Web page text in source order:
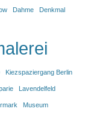
Dahme Denkmal
Kiezspaziergang Berlin
Lavendelfeld
Museum